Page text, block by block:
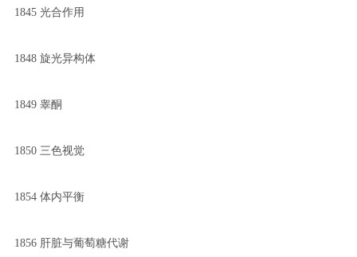
1845 光合作用
1848 旋光异构体
1849 睾酮
1850 三色视觉
1854 体内平衡
1856 肝脏与葡萄糖代谢